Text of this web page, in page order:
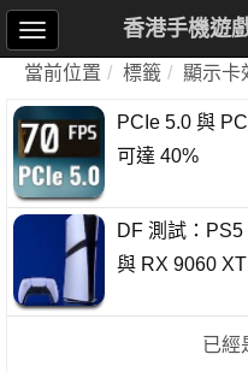
香港手機遊
當前位置 標籤 顯示卡
PCIe 5.0 與
可達 40%
DF 測試：
與 RX 9060 XT
已經